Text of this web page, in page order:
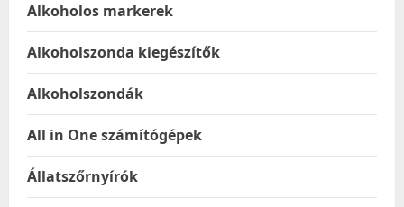
Alkoholos markerek
Alkoholszonda kiegészítők
Alkoholszondák
All in One számítógépek
Állatszőrnyírók